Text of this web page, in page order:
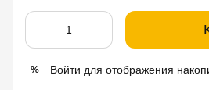
% Войти для отображения